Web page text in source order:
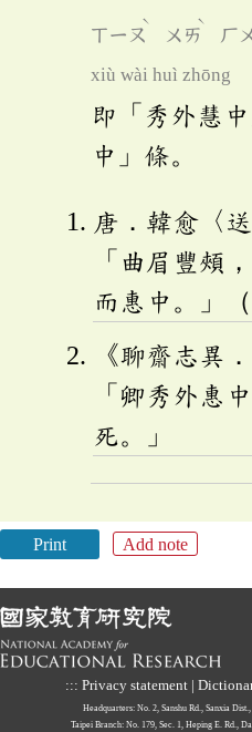
ㄒㄧㄡ
ˋ
ㄨㄞ
ˋ
ㄏ
xiù wài huì zhōng
即「秀外慧
中」條。
唐．韓愈〈
「曲眉豐頰
而惠中。」（
《聊齋志異
「卿秀外惠
死。」
Print Add note
::: Privacy statement
Headquarters: No. 2, Sanshu Rd., Sanxia
Taipei Branch: No. 179, Sec. 1, Heping E. Rd.,